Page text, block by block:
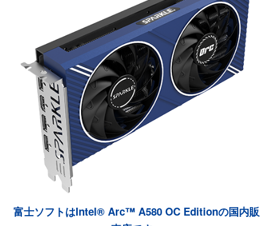
富士ソフトはIntel® Arc™ A580 OC Editionの国内販